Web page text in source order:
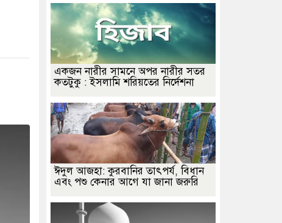
একজন নারীর সামনে অপর নারীর সতর
কতটুকু : ইসলামি শরিয়তের নির্দেশনা
ঈদুল আজহা: কুরবানির তাৎপর্য, বিধান
এবং পশু কেনার আগে যা জানা জরুরি